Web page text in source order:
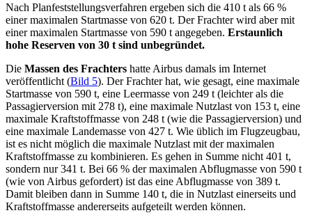
Nach Planfeststellungsverfahren ergeben sich die 410 t als 66 %
einer maximalen Startmasse von 620 t. Der Frachter wird aber mit
einer maximalen Startmasse von 590 t angegeben. Erstaunlich
hohe Reserven von 30 t sind unbegründet.
Die Massen des Frachters hatte Airbus damals im Internet
veröffentlicht (Bild 5). Der Frachter hat, wie gesagt, eine maximale
Startmasse von 590 t, eine Leermasse von 249 t (leichter als die
Passagierversion mit 278 t), eine maximale Nutzlast von 153 t, eine
maximale Kraftstoffmasse von 248 t (wie die Passagierversion) und
eine maximale Landemasse von 427 t. Wie üblich im Flugzeugbau,
ist es nicht möglich die maximale Nutzlast mit der maximalen
Kraftstoffmasse zu kombinieren. Es gehen in Summe nicht 401 t,
sondern nur 341 t. Bei 66 % der maximalen Abflugmasse von 590 t
(wie von Airbus gefordert) ist das eine Abflugmasse von 389 t.
Damit bleiben dann in Summe 140 t, die in Nutzlast einerseits und
Kraftstoffmasse andererseits aufgeteilt werden können.